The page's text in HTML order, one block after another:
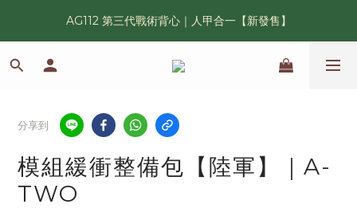
漢光42 傲骨紀念臂章｜滿 6500 贈送一片！
AG112 第三代戰術背心｜人甲合一【新發售】
鯊魚鰭圓邊帽｜高透氣、會呼吸的戰術奔尼帽
分享到
模組緩衝整備包【陸軍】｜A-
TWO